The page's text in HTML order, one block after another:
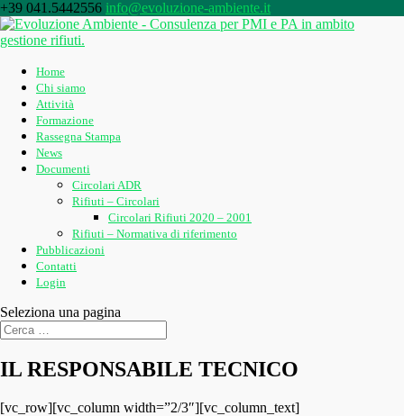
+39 041.5442556 info@evoluzione-ambiente.it
Home
Chi siamo
Attività
Formazione
Rassegna Stampa
News
Documenti
Circolari ADR
Rifiuti – Circolari
Circolari Rifiuti 2020 – 2001
Rifiuti – Normativa di riferimento
Pubblicazioni
Contatti
Login
Seleziona una pagina
IL RESPONSABILE TECNICO
[vc_row][vc_column width=”2/3″][vc_column_text]